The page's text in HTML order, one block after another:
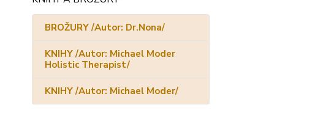
BROŽURY /Autor: Dr.Nona/
KNIHY /Autor: Michael Moder
Holistic Therapist/
KNIHY /Autor: Michael Moder/